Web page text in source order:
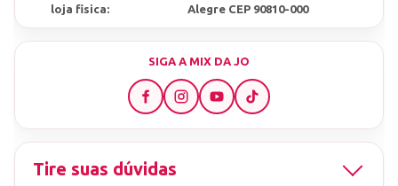
loja fisica:
Alegre CEP 90810-000
SIGA A MIX DA JO
Tire suas dúvidas